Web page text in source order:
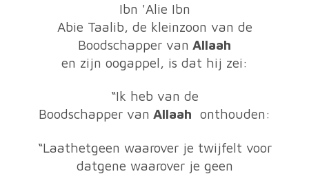
Ibn 'Alie Ibn
Abie Taalib, de kleinzoon van de
Boodschapper van Allaah
en zijn oogappel, is dat hij zei:
“Ik heb van de
Boodschapper van Allaah onthouden:
“Laathetgeen waarover je twijfelt voor
datgene waarover je geen